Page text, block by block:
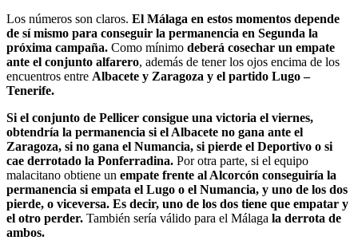
Los números son claros. El Málaga en estos momentos depende
de sí mismo para conseguir la permanencia en Segunda la
próxima campaña. Como mínimo deberá cosechar un empate
ante el conjunto alfarero, además de tener los ojos encima de los
encuentros entre Albacete y Zaragoza y el partido Lugo –
Tenerife.
Si el conjunto de Pellicer consigue una victoria el viernes,
obtendría la permanencia si el Albacete no gana ante el
Zaragoza, si no gana el Numancia, si pierde el Deportivo o si
cae derrotado la Ponferradina. Por otra parte, si el equipo
malacitano obtiene un empate frente al Alcorcón conseguiría la
permanencia si empata el Lugo o el Numancia, y uno de los dos
pierde, o viceversa. Es decir, uno de los dos tiene que empatar y
el otro perder. También sería válido para el Málaga la derrota de
ambos.